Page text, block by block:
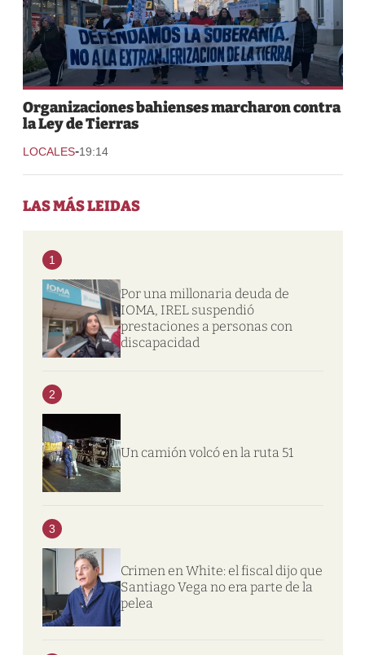
Organizaciones bahienses marcharon contra
la Ley de Tierras
LOCALES-19:14
LAS MÁS LEIDAS
1
Por una millonaria deuda de
IOMA, IREL suspendió
prestaciones a personas con
discapacidad
2
Un camión volcó en la ruta 51
3
Crimen en White: el fiscal dijo que
Santiago Vega no era parte de la
pelea